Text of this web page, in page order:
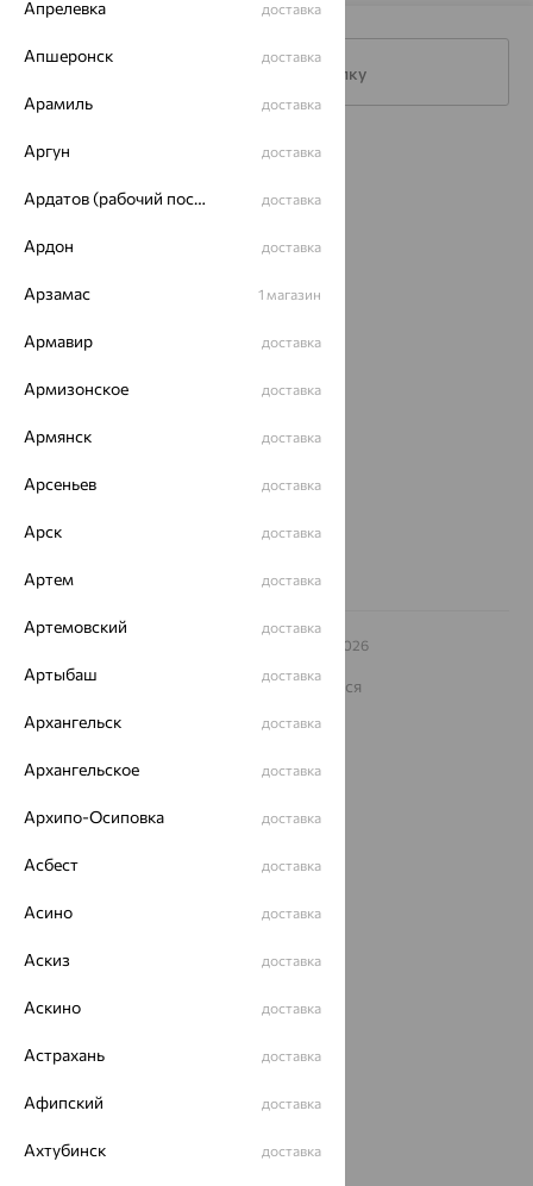
Подписаться на рассылку
Каталог
Акции
Магазины
Покупателям
О нас
ул. Зегеля, 27/2
8 (800) 250-02-30
– 2026
Архив акций
На информационном ресурсе применяются
Апрелевка доставка
Апшеронск доставка
Арамиль доставка
Аргун доставка
Ардатов (рабочий поселок) доставка
Ардон доставка
Арзамас 1 магазин
Армавир доставка
Армизонское доставка
Армянск доставка
Арсеньев доставка
Арск доставка
Артем доставка
Артемовский доставка
Артыбаш доставка
Архангельск доставка
Архангельское доставка
Архипо-Осиповка доставка
Асбест доставка
Асино доставка
Аскиз доставка
Аскино доставка
Астрахань доставка
Афипский доставка
Ахтубинск доставка